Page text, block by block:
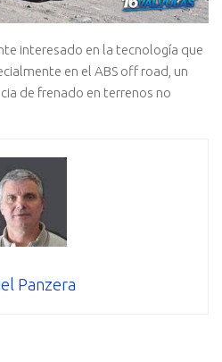
interesado en la tecnología que
en el ABS off road, un
de frenado en terrenos no
Panzera